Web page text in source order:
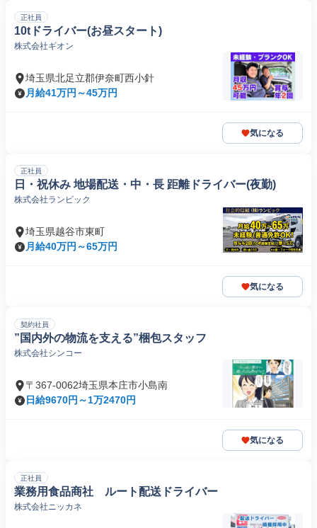
正社員
10tドライバー(お昼スタート)
株式会社ギオン
埼玉県北足立郡伊奈町西小針
月給41万円～45万円
気になる
正社員
日・祝休み 地場配送・中・長 距離ドライバー(夜勤)
株式会社ランビック
埼玉県越谷市東町
月給40万円～65万円
気になる
契約社員
”国内外の物流を支える”梱包スタッフ
株式会社シンコー
〒367-0062埼玉県本庄市小島南
日給9670円～1万2470円
気になる
正社員
業務用食品商社 ルート配送ドライバー
株式会社ニッカネ